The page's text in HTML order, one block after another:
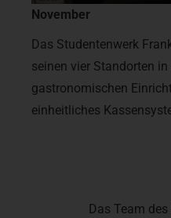
November
Das Studentenwerk
seinen vier Standorten in
gastronomischen
einheitliches
Das Team